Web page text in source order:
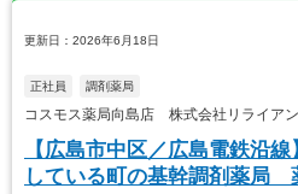
更新日：2026年6月18日
正社員 調剤薬局
コスモス薬局向島店 株式会社リライア
【広島市中区／広島電鉄沿
している町の基幹調剤薬局